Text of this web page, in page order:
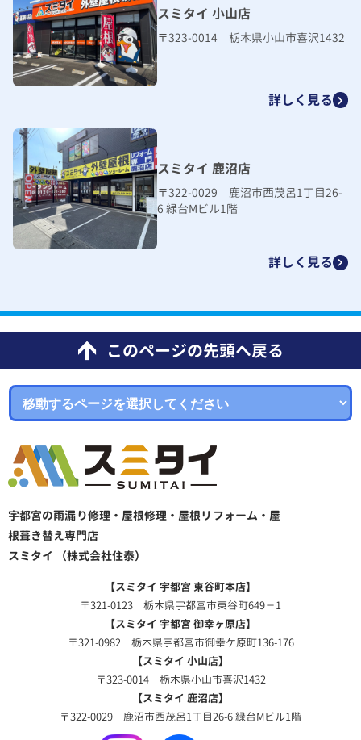
スミタイ 小山店
〒323-0014 栃木県小山市喜沢1432
詳しく見る
スミタイ 鹿沼店
〒322-0029 鹿沼市西茂呂1丁目26-
6 緑台Mビル1階
詳しく見る
このページの先頭へ戻る
宇都宮の雨漏り修理・屋根修理・屋根リフォーム・屋
根葺き替え専門店
スミタイ （株式会社住泰）
【スミタイ 宇都宮 東谷町本店】
〒321-0123 栃木県宇都宮市東谷町649－1
【スミタイ 宇都宮 御幸ヶ原店】
〒321-0982 栃木県宇都宮市御幸ケ原町136-176
【スミタイ 小山店】
〒323-0014 栃木県小山市喜沢1432
【スミタイ 鹿沼店】
〒322-0029 鹿沼市西茂呂1丁目26-6 緑台Mビル1階